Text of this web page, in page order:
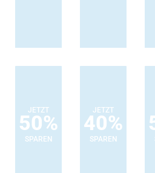
JETZT
50%
SPAREN
JETZT
40%
SPAREN